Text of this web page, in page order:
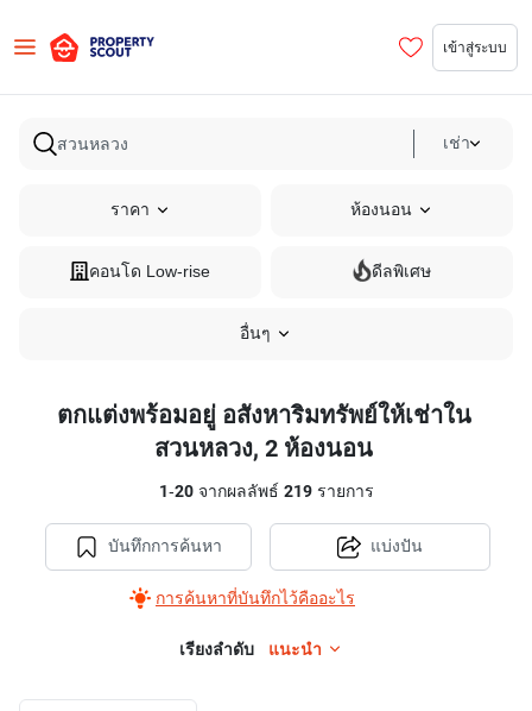
เข้าสู่ระบบ
เช่า
ราคา ห้องนอน
คอนโด Low-rise ดีลพิเศษ
อื่นๆ
ตกแต่งพร้อมอยู่ อสังหาริมทรัพย์ให้เช่าใน
สวนหลวง, 2 ห้องนอน
1-20จากผลลัพธ์ 219รายการ
บันทึกการค้นหา
การค้นหาที่บันทึกไว้คืออะไร
แบ่งปัน
เรียงลำดับ แนะนำ